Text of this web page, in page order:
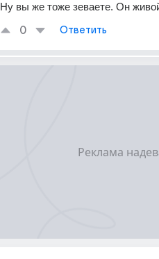
Ну вы же тоже зеваете. Он
0 Ответить